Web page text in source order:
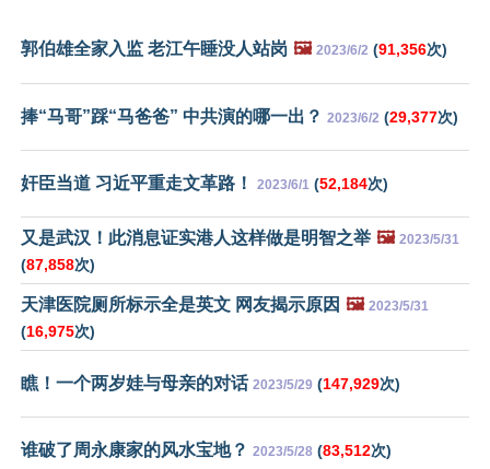
郭伯雄全家入监 老江午睡没人站岗 🖼️ 2023/6/2 (91,356次)
捧“马哥”踩“马爸爸” 中共演的哪一出？ 2023/6/2 (29,377次)
奸臣当道 习近平重走文革路！ 2023/6/1 (52,184次)
又是武汉！此消息证实港人这样做是明智之举 🖼️ 2023/5/31
(87,858次)
天津医院厕所标示全是英文 网友揭示原因 🖼️ 2023/5/31
(16,975次)
瞧！一个两岁娃与母亲的对话 2023/5/29 (147,929次)
谁破了周永康家的风水宝地？ 2023/5/28 (83,512次)